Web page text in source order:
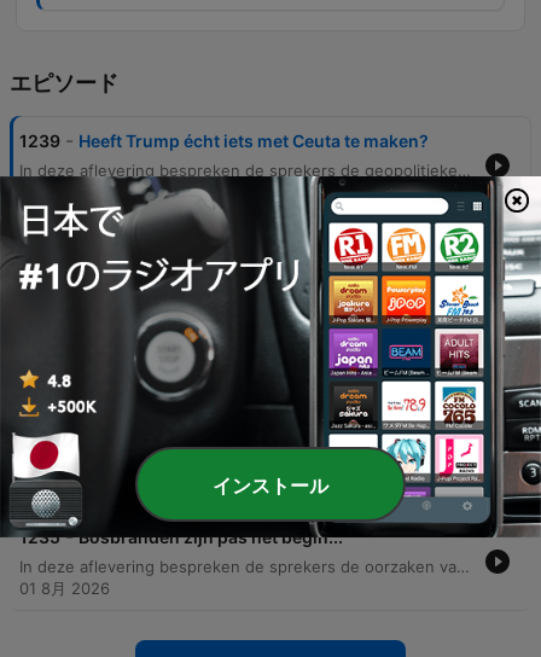
エピソード
1239 - Heeft Trump écht iets met Ceuta te maken?
In deze aflevering bespreken de sprekers de geopolitieke spanningen rond Ceuta en hoe migratie door Marokko als politiek pressiemiddel wordt ingezet. Daarnaast wordt er kritisch gekeken naar de fascinatie voor criminaliteit in de media, de economische impact van immigratie en de politieke reacties op zichtbare migratiestromen. Verder wordt er gereflecteerd op televisieclichés en bekende series zoals The Crown en De Sopranos. Het gesprek behandelt ook de verschillen tussen de Belgische en Nederlandse versies van De Slimste Mens, evenals persoonlijke ervaringen in Duitsland en het ontkrachten van complottheorieën rondom politieke figuren.
05 8月 2026
1238 - Hoe migratie Europa uit elkaar drijft
In deze aflevering deelt de host persoonlijke gewoontes, van zijn liefde voor Texel tot zijn dagelijkse ritme in Utrecht. De gesprekken verschuiven vervolgens naar diepere thema's, zoals de historische context en het verdwijnen van pejoratieve termen. Daarnaast bespreken de sprekers migratiecijfers in Nederland en de herkomst van bepaalde woorden. Ook wordt er ingegaan op een nieuwe tv-promotie over Europa en de uitdagingen waar het continent voor staat, waaronder de dreiging van populisme.
04 8月 2026
In het brein van een Trump-kiezer
In deze aflevering analyseren de sprekers het politieke sentiment in Amerika en de opkomst van populistische leiders zoals Trump en Berlusconi. Er wordt gekeken naar hoe nostalgie, economische ongelijkheid en een gebrek aan vertrouwen in de overheid mensen vatbaar maken voor manipulatie door charismatische figuren. Daarnaast bespreken de sprekers politieke polarisatie, de invloed van angst voor verandering en het fenomeen van 'kletsmajoors' in de politiek. De discussie breidt zich uit naar de impact van AI op de arbeidsmarkt en de subjectiviteit van nieuwsconsumptie.
03 8月 2026
1236 - Is de kiezer klaar met de rechtsstaat?
De sprekers analyseren de toenemende politieke polarisatie en de opkomst van ultra-rechts in Nederland en Polen, waarbij ze kijken naar hoe partijen zoals de VVD en PiS naar rechts opschuiven. Daarnaast wordt de vergelijking getrokken met de sociaal-economische tweedeling tussen stad en platteland in de VS en de gevolgen van de Brexit.
02 8月 2026
1235 - Bosbranden zijn pas het begin...
In deze aflevering bespreken de sprekers de oorzaken van megabranden in Zuid-Europa en Californië, waarbij ze wijzen naar het gebruik van brandbare monoculturen en menselijke factoren zoals klimaatopwarming en uitbreiding van bewoning. Daarnaast wordt de kwetsbaarheid van infrastructuur voor brand en watertekorten geanalyseerd, met een kritische blik op het gebrek aan preventief onderhoud. De discussie breidt zich uit naar de economische groei van 0,4% in het eerste kwartaal en de schuldvraag voor het gebrekkige beheer van vitale voorzieningen. De sprekers wijzen neoliberalisme en marktwerking aan als de drijvende krachten achter de huidige staat van de infrastructuur.
01 8月 2026
インストール